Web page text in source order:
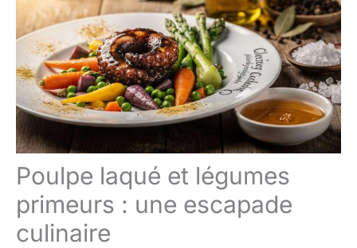
Poulpe laqué et légumes
primeurs : une escapade
culinaire